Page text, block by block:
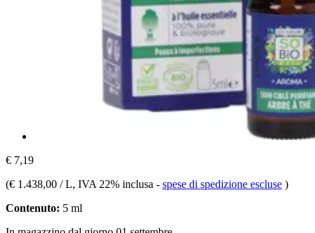
€ 7,19
(€ 1.438,00 / L, IVA 22% inclusa - spese di spedizione escluse )
Contenuto: 5 ml